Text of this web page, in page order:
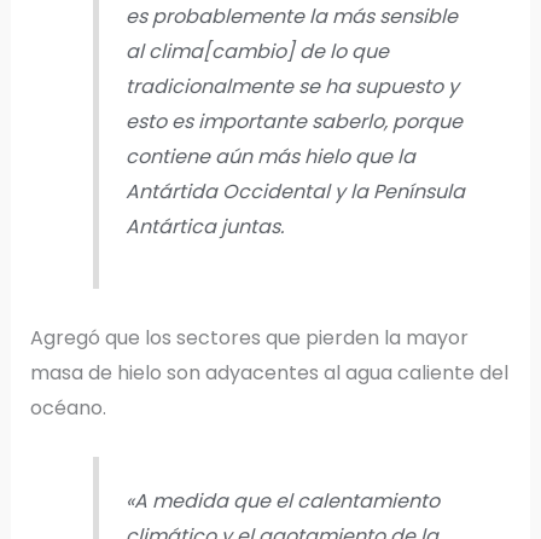
es probablemente la más sensible
al clima[cambio] de lo que
tradicionalmente se ha supuesto y
esto es importante saberlo, porque
contiene aún más hielo que la
Antártida Occidental y la Península
Antártica juntas.
Agregó que los sectores que pierden la mayor
masa de hielo son adyacentes al agua caliente del
océano.
«A medida que el calentamiento